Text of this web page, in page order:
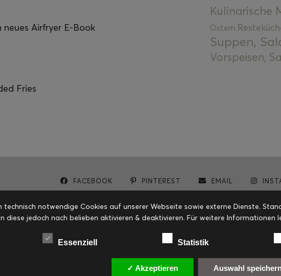
neues Airfryer E-Book
Fries
Kulinarische
Ostern
Suppen,
Vorspeisen,
FACEBOOK PINTEREST EMAIL
technisch notwendige Cookies auf unserer Webseite sowie externe Dienste.
diese jedoch nach belieben aktivieren & deaktivieren. Für weitere Informationen
Essenziell Statistik
✓ Akzeptieren Auswahl